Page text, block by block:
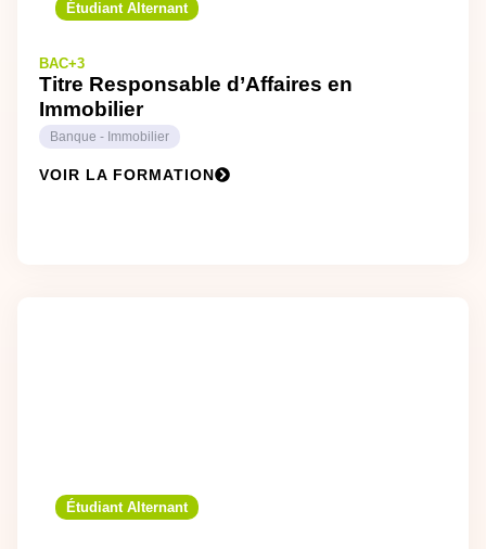
Étudiant Alternant
BAC+3
Titre Responsable d’Affaires en
Immobilier
Banque - Immobilier
VOIR LA FORMATION
Étudiant Alternant